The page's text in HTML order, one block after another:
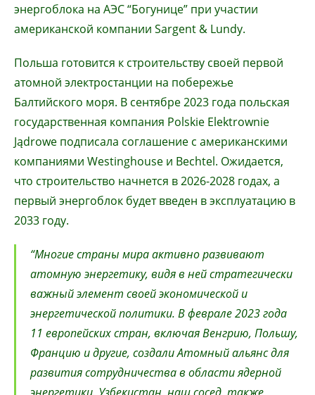
энергоблока на АЭС “Богунице” при участии
американской компании Sargent & Lundy.
Польша готовится к строительству своей первой
атомной электростанции на побережье
Балтийского моря. В сентябре 2023 года польская
государственная компания Polskie Elektrownie
Jądrowe подписала соглашение с американскими
компаниями Westinghouse и Bechtel. Ожидается,
что строительство начнется в 2026-2028 годах, а
первый энергоблок будет введен в эксплуатацию в
2033 году.
“Многие страны мира активно развивают
атомную энергетику, видя в ней стратегически
важный элемент своей экономической и
энергетической политики. В феврале 2023 года
11 европейских стран, включая Венгрию, Польшу,
Францию и другие, создали Атомный альянс для
развития сотрудничества в области ядерной
энергетики. Узбекистан, наш сосед, также